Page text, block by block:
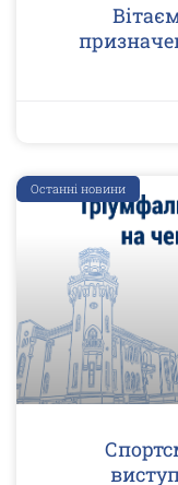
Останні новини